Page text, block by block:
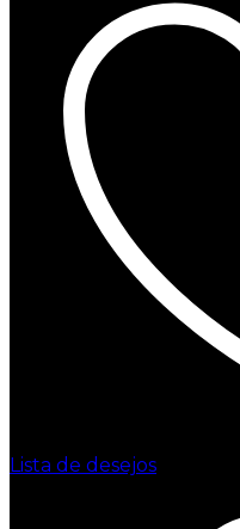
Lista de desejos